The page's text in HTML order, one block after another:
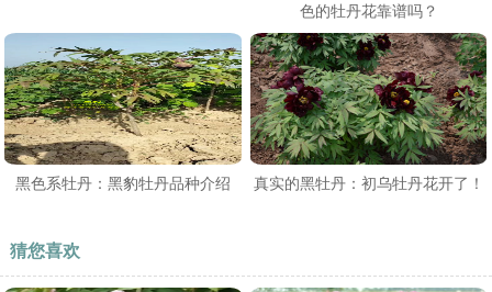
色的牡丹花靠谱吗？
黑色系牡丹：黑豹牡丹品种介绍 真实的黑牡丹：初乌牡丹花开了！
猜您喜欢